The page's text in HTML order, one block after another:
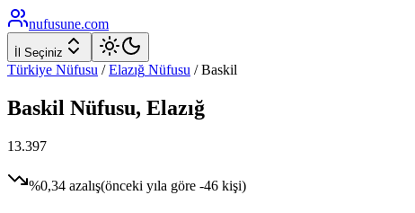
nufusune.com
İl Seçiniz
Türkiye Nüfusu / Elazığ Nüfusu /Baskil
Baskil Nüfusu, Elazığ
13.397
%0,34 azalış(önceki yıla göre -46 kişi)